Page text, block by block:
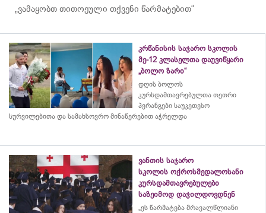
„ვამაყობთ თითოეული თქვენი წარმატებით“
კრწანისის საჯარო სკოლის
მე-12 კლასელთა დაუვიწყარი
„ბოლო ზარი“
დღის ბოლოს
კურსდამთავრებულთა თეთრი
პერანგები საუკეთესო
სურვილებითა და სამახსოვრო მინაწერებით აჭრელდა
ვანთის საჯარო
სკოლის ოქროსმედალოსანი
კურსდამთავრებულები
საზეიმოდ დაჯილდოვდნენ
„ეს წარმატება მრავალწლიანი